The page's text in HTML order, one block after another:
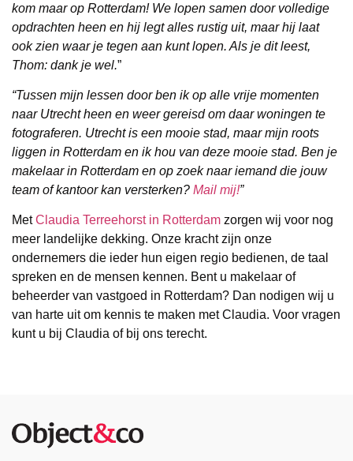
kom maar op Rotterdam! We lopen samen door volledige
opdrachten heen en hij legt alles rustig uit, maar hij laat
ook zien waar je tegen aan kunt lopen. Als je dit leest,
Thom: dank je wel.”
“Tussen mijn lessen door ben ik op alle vrije momenten
naar Utrecht heen en weer gereisd om daar woningen te
fotograferen. Utrecht is een mooie stad, maar mijn roots
liggen in Rotterdam en ik hou van deze mooie stad. Ben je
makelaar in Rotterdam en op zoek naar iemand die jouw
team of kantoor kan versterken? Mail mij!”
MetClaudia Terreehorst in Rotterdam zorgen wij voor nog
meer landelijke dekking. Onze kracht zijn onze
ondernemers die ieder hun eigen regio bedienen, de taal
spreken en de mensen kennen. Bent u makelaar of
beheerder van vastgoed in Rotterdam? Dan nodigen wij u
van harte uit om kennis te maken met Claudia. Voor vragen
kunt u bij Claudia of bij ons terecht.